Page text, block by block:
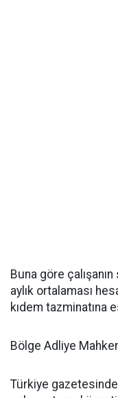
Buna göre
aylık ortalaması
kıdem
Bölge Adliye
Türkiye